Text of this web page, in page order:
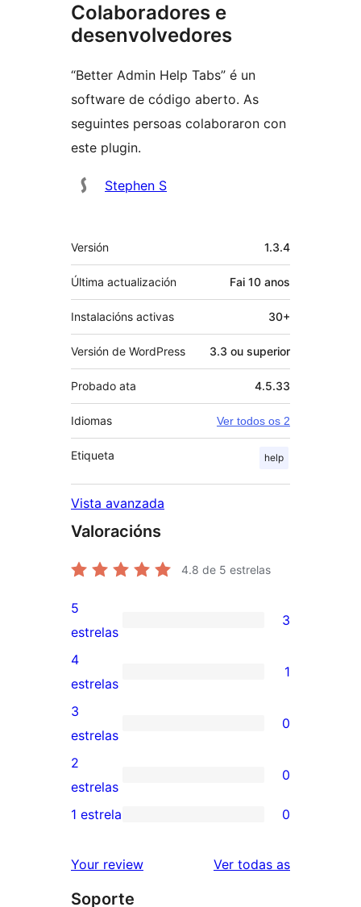
Colaboradores e
desenvolvedores
“Better Admin Help Tabs” é un
software de código aberto. As
seguintes persoas colaboraron con
este plugin.
Colaboradores
Stephen S
Meta
Versión 1.3.4
Última actualización Fai 10 anos
Instalacións activas 30+
Versión de WordPress 3.3 ou superior
Probado ata 4.5.33
Idiomas Ver todos os 2
Etiqueta help
Vista avanzada
Valoracións
4.8 de 5 estrelas
3
valoracións
de
5
estrelas
5
estrelas
3
1
valoración
de
4
estrelas
4
estrelas
1
0
valoracións
de
3
3
estrelas
0
0
valoracións
2
2
estrelas
0
de
1
1 estrela 0
Your review Ver todas asvaloracións
Soporte